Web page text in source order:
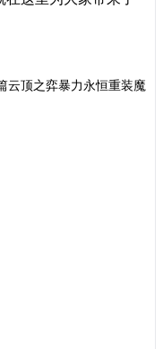
云顶之弈暴力永恒重装魔